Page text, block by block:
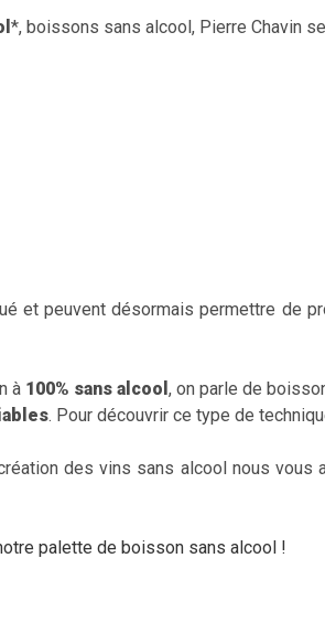
*, boissons sans alcool, Pierre Chavin
et peuvent désormais permettre de
à 100% sans alcool , on parle de
. Pour découvrir ce type de
des vins sans alcool nous vous
palette de boisson sans alcool !